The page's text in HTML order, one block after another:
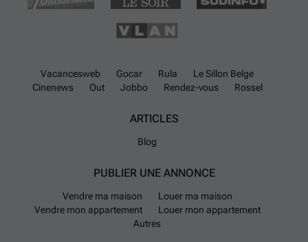
Vacancesweb Gocar Rula
Le Sillon Belge
Cinenews
Out Jobbo Rendez-vous Rossel
ARTICLES
Blog
PUBLIER UNE ANNONCE
Vendre ma maison
Louer ma maison
Vendre mon appartement
Louer mon appartement
Autres